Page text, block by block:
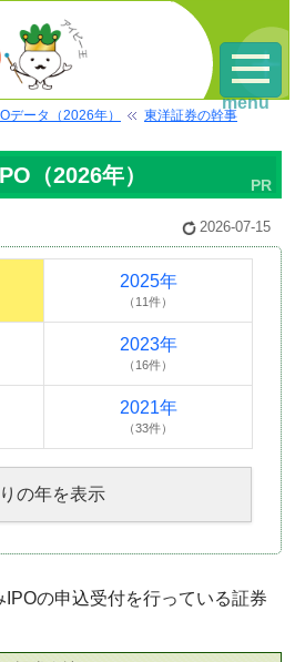
データ（2026年）
東洋証券の幹事
（2026年）
2026-07-15
2025年
（11件）
2023年
（16件）
2021年
（33件）
の年を表示
IPOの申込受付を行っている証券
menu